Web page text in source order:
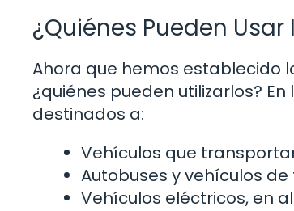
¿Quiénes Pueden Usar
Ahora que hemos establecido
¿quiénes pueden utilizarlos?
destinados a:
Vehículos que
Autobuses y vehículos
Vehículos eléctricos, en